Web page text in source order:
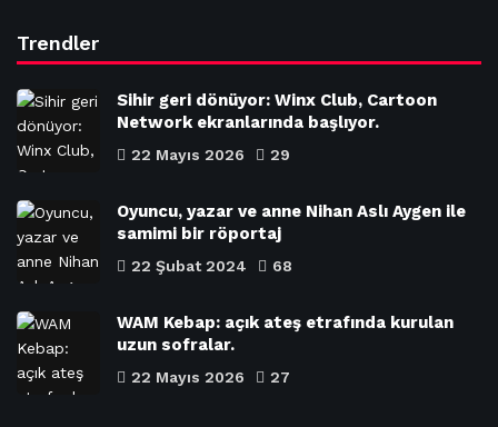
Trendler
Sihir geri dönüyor: Winx Club, Cartoon
Network ekranlarında başlıyor.
22 Mayıs 2026 29
Oyuncu, yazar ve anne Nihan Aslı Aygen ile
samimi bir röportaj
22 Şubat 2024 68
WAM Kebap: açık ateş etrafında kurulan
uzun sofralar.
22 Mayıs 2026 27